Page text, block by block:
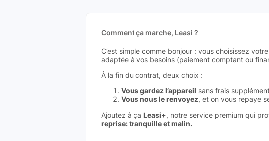
Comment ça marche, Leasi ?
C’est simple comme bonjour : vous choisissez
adaptée à vos besoins (paiement comptant ou
À la fin du contrat, deux choix :
Vous gardez l’appareil sans frais
Vous nous le renvoyez, et on vous repaye
Ajoutez à ça Leasi+, notre service premium qui
reprise: tranquille et malin.